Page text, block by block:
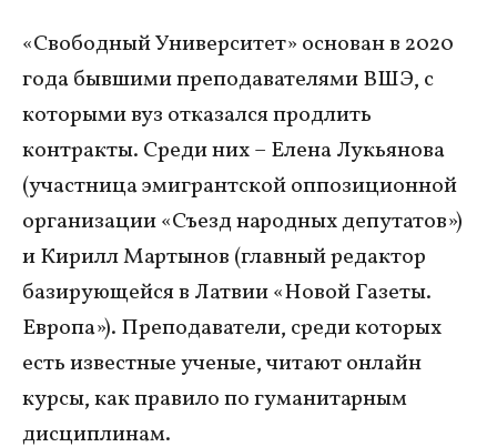
«Свободный Университет» основан в 2020
года бывшими преподавателями ВШЭ, с
которыми вуз отказался продлить
контракты. Среди них – Елена Лукьянова
(участница эмигрантской оппозиционной
организации «Съезд народных депутатов»)
и Кирилл Мартынов (главный редактор
базирующейся в Латвии «Новой Газеты.
Европа»). Преподаватели, среди которых
есть известные ученые, читают онлайн
курсы, как правило по гуманитарным
дисциплинам.